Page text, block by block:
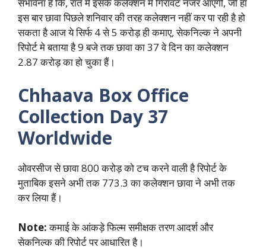
इस बार छावा पिछले शनिवार की तरह कलेक्शन नहीं कर पा रही है हो
सकता है आज ये सिर्फ 4 से 5 करोड़ ही कमाए, सेकनिल्क ने अपनी
रिपोर्ट मे बताया है 9 बजे तक छावा का 37 वे दिन का कलेक्शन
2.87 करोड़ का हो चुका हैं।
Chhaava Box Office
Collection Day 37
Worldwide
ओवरसीज से छावा 800 करोड़ को टच करने वाली है रिपोर्ट के
मुताबिक इसने अभी तक 773.3 का कलेक्शन छावा ने अभी तक
कर लिया हैं।
Note:कमाई के आंकड़े फिल्म समीक्षक तरण आदर्श और
सेकनिल्क की रिपोर्ट पर आधारित है।